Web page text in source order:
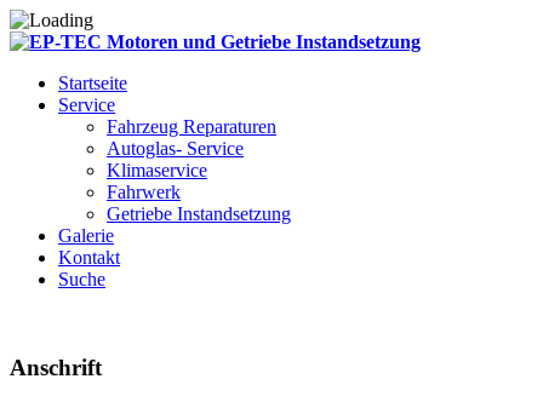
Startseite
Service
Fahrzeug Reparaturen
Autoglas- Service
Klimaservice
Fahrwerk
Getriebe Instandsetzung
Galerie
Kontakt
Suche
Anschrift